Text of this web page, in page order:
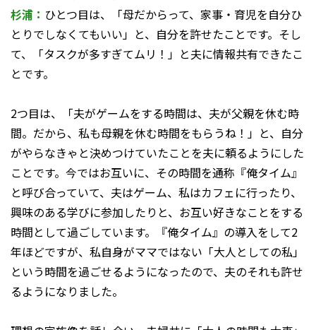
杉浦： ひとつ目は、「母だからって、家事・育児を自分ひ
とりでしなくてもいい」と、自分を許せたことです。そし
て、「タスクが多すぎてムリ！」と夫に情報共有できたこ
とです。
2つ目は、「夫がゲームをする時間は、夫が父親を休む時
間。だから、私も母親を休む時間をもらうね！」と、自分
がやらなきゃと決めつけていたことを夫に頼るようにした
ことです。今ではお互いに、その時間を通称『俺タイム』
と呼び合っていて、夫はゲーム、私はカフェに行ったり、
興味のある学びに参加したりと、お互い好きなことをする
時間として過ごしています。『俺タイム』の導入をして2
年ほどですが、私自身がママではない「大人としての私」
という時間を過ごせるようになったので、夫のそれも許せ
るようになりました。